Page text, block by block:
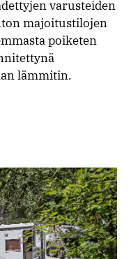
varusteiden
majoitustilojen
poiketen
lämmitin.